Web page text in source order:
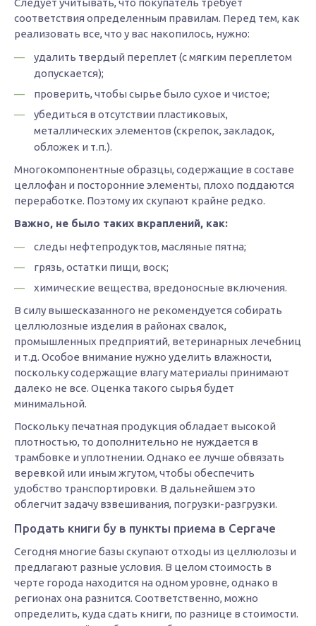
Следует учитывать, что покупатель требует
соответствия определенным правилам. Перед тем, как
реализовать все, что у вас накопилось, нужно:
удалить твердый переплет (с мягким переплетом
допускается);
проверить, чтобы сырье было сухое и чистое;
убедиться в отсутствии пластиковых,
металлических элементов (скрепок, закладок,
обложек и т.п.).
Многокомпонентные образцы, содержащие в составе
целлофан и посторонние элементы, плохо поддаются
переработке. Поэтому их скупают крайне редко.
Важно, не было таких вкраплений, как:
следы нефтепродуктов, масляные пятна;
грязь, остатки пищи, воск;
химические вещества, вредоносные включения.
В силу вышесказанного не рекомендуется собирать
целлюлозные изделия в районах свалок,
промышленных предприятий, ветеринарных лечебниц
и т.д. Особое внимание нужно уделить влажности,
поскольку содержащие влагу материалы принимают
далеко не все. Оценка такого сырья будет
минимальной.
Поскольку печатная продукция обладает высокой
плотностью, то дополнительно не нуждается в
трамбовке и уплотнении. Однако ее лучше обвязать
веревкой или иным жгутом, чтобы обеспечить
удобство транспортировки. В дальнейшем это
облегчит задачу взвешивания, погрузки-разгрузки.
Продать книги бу в пункты приема в Сергаче
Сегодня многие базы скупают отходы из целлюлозы и
предлагают разные условия. В целом стоимость в
черте города находится на одном уровне, однако в
регионах она разнится. Соответственно, можно
определить, куда сдать книги, по разнице в стоимости.